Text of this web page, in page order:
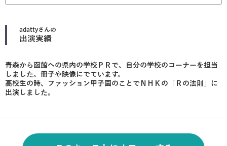
adattyさんの
出演実績
青森から函館への県内の学校ＰＲで、自分の学校のコーナーを担当
しました。冊子や映像にでています。
高校生の時、ファッション甲子園のことでＮＨＫの「Ｒの法則」に
出演しました。